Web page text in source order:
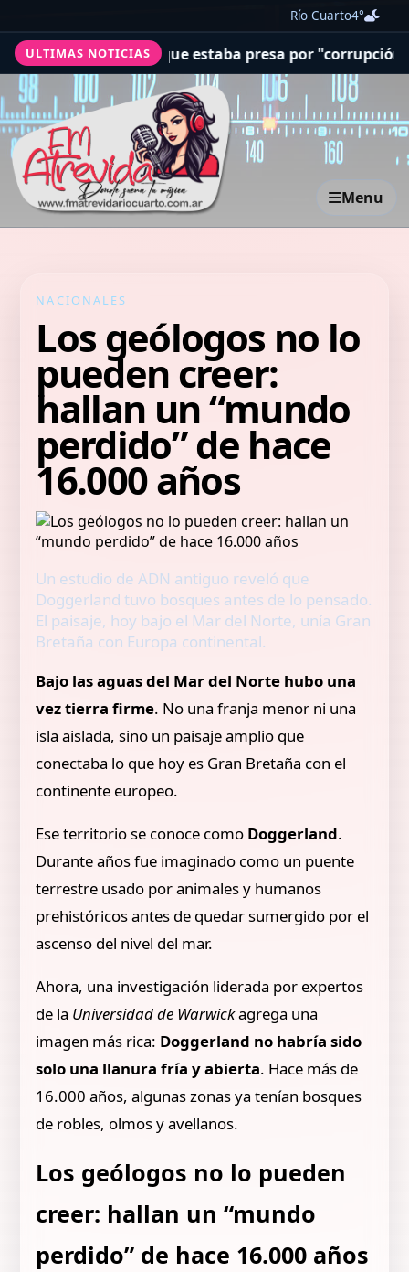
Río Cuarto4°
ULTIMAS NOTICIAS
una jueza que estaba presa por "corrupción
Menu
NACIONALES
Los geólogos no lo
pueden creer:
hallan un “mundo
perdido” de hace
16.000 años
Un estudio de ADN antiguo reveló que
Doggerland tuvo bosques antes de lo pensado.
El paisaje, hoy bajo el Mar del Norte, unía Gran
Bretaña con Europa continental.
Bajo las aguas del Mar del Norte hubo una
vez tierra firme. No una franja menor ni una
isla aislada, sino un paisaje amplio que
conectaba lo que hoy es Gran Bretaña con el
continente europeo.
Ese territorio se conoce como Doggerland.
Durante años fue imaginado como un puente
terrestre usado por animales y humanos
prehistóricos antes de quedar sumergido por el
ascenso del nivel del mar.
Ahora, una investigación liderada por expertos
de la Universidad de Warwickagrega una
imagen más rica: Doggerland no habría sido
solo una llanura fría y abierta. Hace más de
16.000 años, algunas zonas ya tenían bosques
de robles, olmos y avellanos.
Los geólogos no lo pueden
creer: hallan un “mundo
perdido” de hace 16.000 años